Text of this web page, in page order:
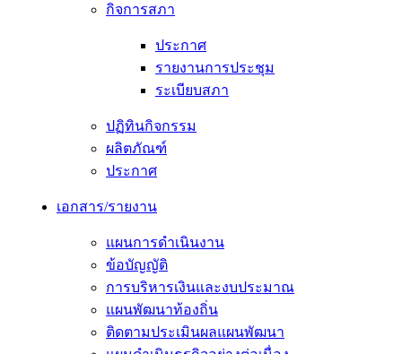
กิจการสภา
ประกาศ
รายงานการประชุม
ระเบียบสภา
ปฏิทินกิจกรรม
ผลิตภัณฑ์
ประกาศ
เอกสาร/รายงาน
แผนการดำเนินงาน
ข้อบัญญัติ
การบริหารเงินและงบประมาณ
แผนพัฒนาท้องถิ่น
ติดตามประเมินผลแผนพัฒนา